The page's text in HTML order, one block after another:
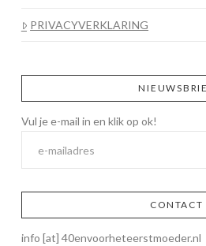
PRIVACYVERKLARING
CONTACT
info [at] 40envoorheteerstmoeder.nl